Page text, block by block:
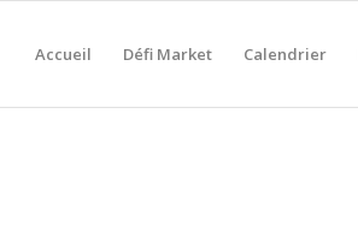
Accueil Défi Market Calendrier